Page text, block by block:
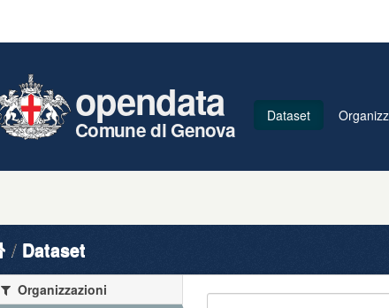
opendata
Comune di Genova
Dataset
Dataset
Organizzazioni